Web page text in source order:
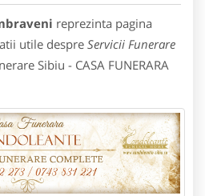
reprezinta pagina
utile despre Servicii Funerare
Sibiu - CASA FUNERARA